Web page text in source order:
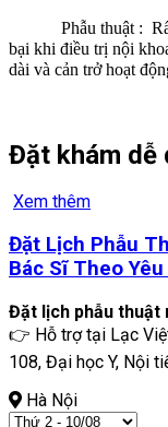
Phẫu thuật : Rất ít
bại khi điều trị nội
dài và cản trở hoạt
Đặt khám dễ
Xem thêm
Đặt Lịch Phẫu
Bác Sĩ Theo Yêu
Đặt lịch phẫu thuật
👉 Hỗ trợ tại Lạc
108, Đại học Y, Nội
Hà Nội